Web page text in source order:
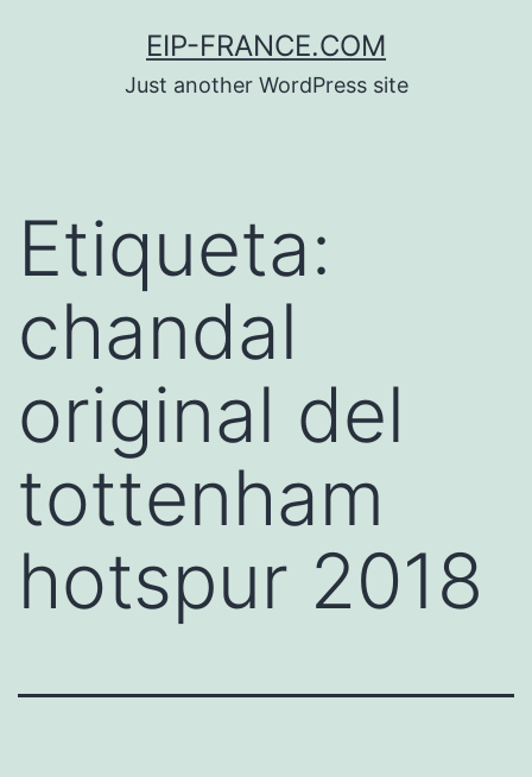
EIP-FRANCE.COM
Just another WordPress site
Etiqueta:
chandal
original del
tottenham
hotspur 2018